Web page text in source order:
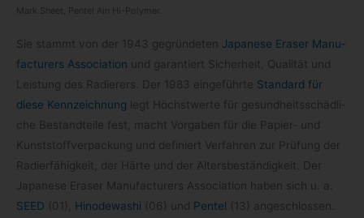
Mark Sheet, Pen­tel Ain Hi-Polymer.
Sie stammt von der 1943 gegrün­de­ten Japa­nese Era­ser Manu­
fac­tu­r­ers Asso­cia­tion und garan­tiert Sicher­heit, Qua­li­tät und
Leis­tung des Radie­rers. Der 1983 ein­ge­führte Stan­dard für
diese Kenn­zeich­nung legt Höchst­werte für gesund­heits­schäd­li­
che Bestand­teile fest, macht Vor­ga­ben für die Papier- und
Kunst­stoff­ver­pa­ckung und defi­niert Ver­fah­ren zur Prü­fung der
Radier­fä­hig­keit, der Härte und der Alters­be­stän­dig­keit. Der
Japa­nese Era­ser Manu­fac­tu­r­ers Asso­cia­tion haben sich u. a.
SEED (01), Hinode­wa­shi (06) und Pen­tel (13) ange­schlos­sen.